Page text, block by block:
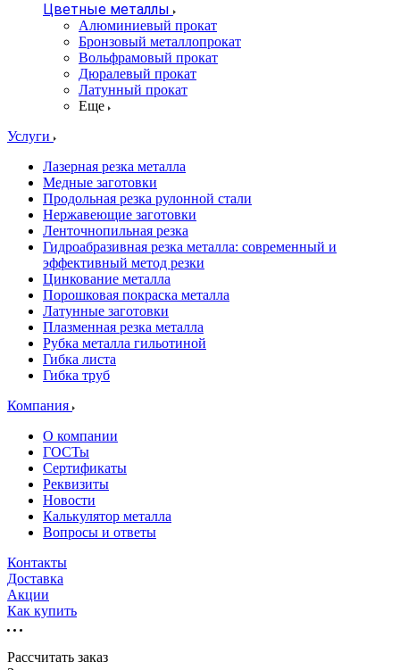
Цветные металлы
Алюминиевый прокат
Бронзовый металлопрокат
Вольфрамовый прокат
Дюралевый прокат
Латунный прокат
Еще
Услуги
Лазерная резка металла
Медные заготовки
Продольная резка рулонной стали
Нержавеющие заготовки
Ленточнопильная резка
Гидроабразивная резка металла: современный и
эффективный метод резки
Цинкование металла
Порошковая покраска металла
Латунные заготовки
Плазменная резка металла
Рубка металла гильотиной
Гибка листа
Гибка труб
Компания
О компании
ГОСТы
Сертификаты
Реквизиты
Новости
Калькулятор металла
Вопросы и ответы
Контакты
Доставка
Акции
Как купить
Рассчитать заказ